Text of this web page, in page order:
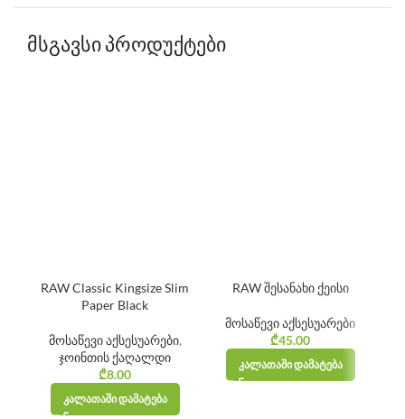
მსგავსი პროდუქტები
RAW Classic Kingsize Slim
Paper Black
მოსაწევი აქსესუარები,
ჯოინთის ქაღალდი
₾8.00
ᲙᲐᲚᲐᲗᲐᲨᲘ ᲓᲐᲛᲐᲢᲔᲑᲐ
RAW შესანახი ქეისი
მოსაწევი აქსესუარები
₾45.00
ᲙᲐᲚᲐᲗᲐᲨᲘ ᲓᲐᲛᲐᲢᲔᲑᲐ